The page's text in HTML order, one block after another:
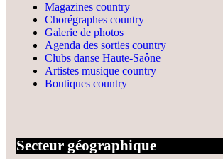
Magazines country
Chorégraphes country
Galerie de photos
Agenda des sorties country
Clubs danse Haute-Saône
Artistes musique country
Boutiques country
Secteur géographique